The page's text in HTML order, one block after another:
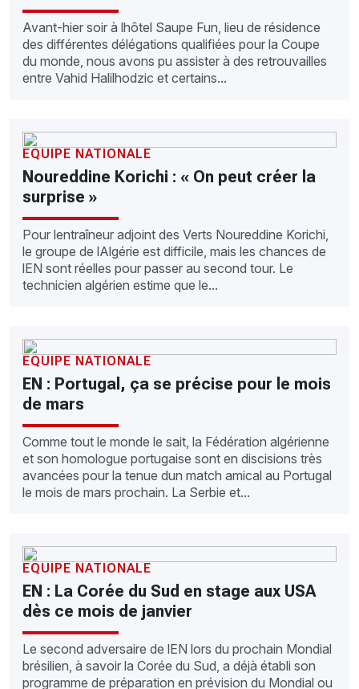
Avant-hier soir à lhôtel Saupe Fun, lieu de résidence
des différentes délégations qualifiées pour la Coupe
du monde, nous avons pu assister à des retrouvailles
entre Vahid Halilhodzic et certains...
EQUIPE NATIONALE
Noureddine Korichi : « On peut créer la
surprise »
Pour lentraîneur adjoint des Verts Noureddine Korichi,
le groupe de lAlgérie est difficile, mais les chances de
lEN sont réelles pour passer au second tour. Le
technicien algérien estime que le...
EQUIPE NATIONALE
EN : Portugal, ça se précise pour le mois
de mars
Comme tout le monde le sait, la Fédération algérienne
et son homologue portugaise sont en discisions très
avancées pour la tenue dun match amical au Portugal
le mois de mars prochain. La Serbie et...
EQUIPE NATIONALE
EN : La Corée du Sud en stage aux USA
dès ce mois de janvier
Le second adversaire de lEN lors du prochain Mondial
brésilien, à savoir la Corée du Sud, a déjà établi son
programme de préparation en prévision du Mondial ou